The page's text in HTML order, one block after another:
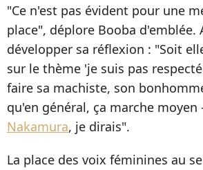
"Ce n'est pas évident pour une
place", déplore Booba d'emblée.
développer sa réflexion : "Soit
sur le thème 'je suis pas
faire sa machiste, son
qu'en général, ça marche moyen
Nakamura, je dirais".
La place des voix féminines au